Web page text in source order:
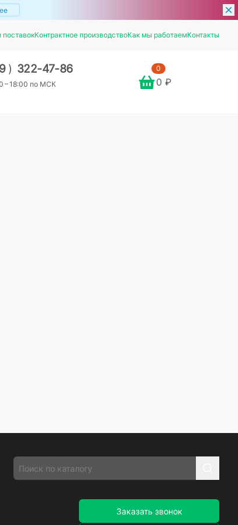
поставокКонтрактное производствоКак мы работаемКонтакты
) 322-47-86
– 18:00 по МСК
0
0 ₽
Заказать звонок